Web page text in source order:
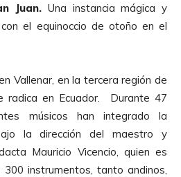
Juan. Una instancia mágica y
el equinoccio de otoño en el
Vallenar, en la tercera región de
radica en Ecuador. Durante 47
músicos han integrado la
la dirección del maestro y
Mauricio Vicencio, quien es
instrumentos, tanto andinos,